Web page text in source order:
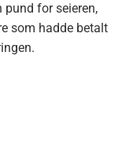
for seieren,
som hadde betalt